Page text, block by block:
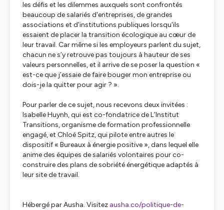
les défis et les dilemmes auxquels sont confrontés
beaucoup de salariés d'entreprises, de grandes
associations et d'institutions publiques lorsqu'ils
essaient de placer la transition écologique au cœur de
leur travail. Car même si les employeurs parlent du sujet,
chacun ne s’y retrouve pas toujours à hauteur de ses
valeurs personnelles, et il arrive de se poser la question «
est-ce que j’essaie de faire bouger mon entreprise ou
dois-je la quitter pour agir ? ».
Pour parler de ce sujet, nous recevons deux invitées :
Isabelle Huynh, qui est co-fondatrice de L’Institut
Transitions, organisme de formation professionnelle
engagé, et Chloé Spitz, qui pilote entre autres le
dispositif « Bureaux à énergie positive », dans lequel elle
anime des équipes de salariés volontaires pour co-
construire des plans de sobriété énergétique adaptés à
leur site de travail.
Hébergé par Ausha. Visitez ausha.co/politique-de-